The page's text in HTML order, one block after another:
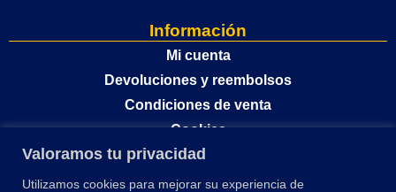
Valoramos tu privacidad
Utilizamos cookies para mejorar su experiencia de
Información
Mi cuenta
Devoluciones y reembolsos
Condiciones de venta
Cookies
Política de privacidad